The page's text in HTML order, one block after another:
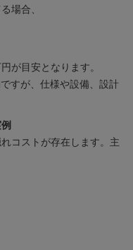
場合、
が目安となります。
すが、仕様や設備、設計
コストが存在します。主